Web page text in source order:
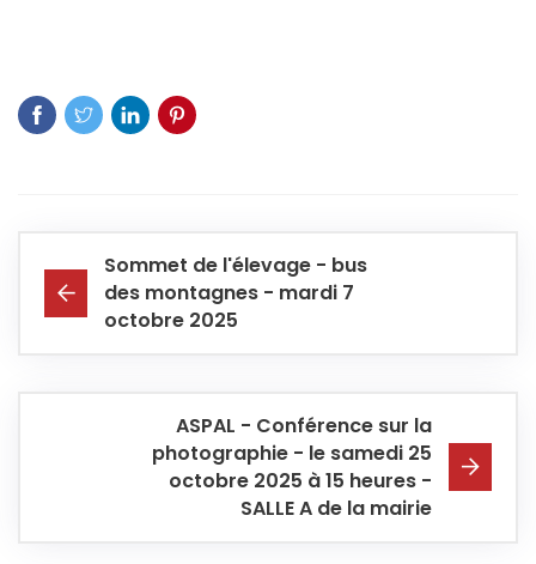
Sommet de l'élevage - bus
des montagnes - mardi 7
octobre 2025
ASPAL - Conférence sur la
photographie - le samedi 25
octobre 2025 à 15 heures -
SALLE A de la mairie